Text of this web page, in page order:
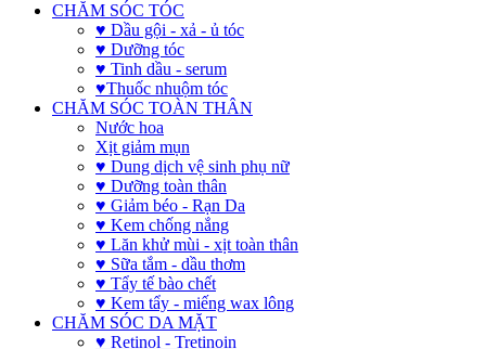
CHĂM SÓC TÓC
♥ Dầu gội - xả - ủ tóc
♥ Dưỡng tóc
♥ Tinh dầu - serum
♥Thuốc nhuộm tóc
CHĂM SÓC TOÀN THÂN
Nước hoa
Xịt giảm mụn
♥ Dung dịch vệ sinh phụ nữ
♥ Dưỡng toàn thân
♥ Giảm béo - Rạn Da
♥ Kem chống nắng
♥ Lăn khử mùi - xịt toàn thân
♥ Sữa tắm - dầu thơm
♥ Tẩy tế bào chết
♥ Kem tẩy - miếng wax lông
CHĂM SÓC DA MẶT
♥ Retinol - Tretinoin